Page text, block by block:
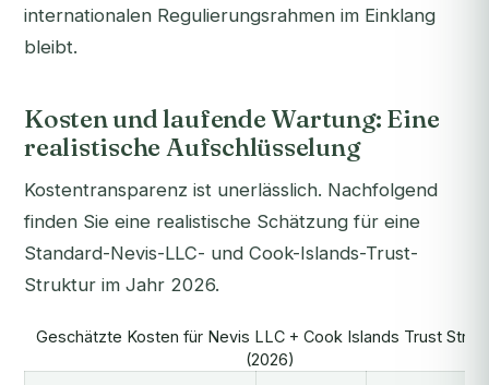
internationalen Regulierungsrahmen im Einklang
bleibt.
Kosten und laufende Wartung: Eine
realistische Aufschlüsselung
Kostentransparenz ist unerlässlich. Nachfolgend
finden Sie eine realistische Schätzung für eine
Standard-Nevis-LLC- und Cook-Islands-Trust-
Struktur im Jahr 2026.
Geschätzte Kosten für Nevis LLC + Cook Islands Trust
(2026)